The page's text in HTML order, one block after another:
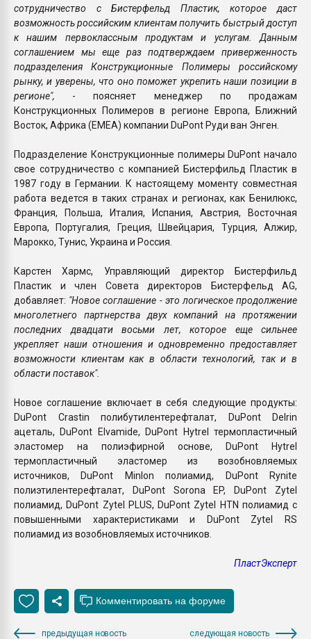
сотрудничество с Бистерфельд Пластик, которое даст
возможность российским клиентам получить быстрый доступ
к нашим первоклассным продуктам и услугам. Данным
соглашением мы еще раз подтверждаем приверженность
подразделения Конструкционные Полимеры российскому
рынку, и уверены, что оно поможет укрепить наши позиции в
регионе", - поясняет менеджер по продажам
Конструкционных Полимеров в регионе Европа, Ближний
Восток, Африка (EMEA) компании DuPont Руди ван Энген.
Подразделение Конструкционные полимеры DuPont начало
свое сотрудничество с компанией Бистерфильд Пластик в
1987 году в Германии. К настоящему моменту совместная
работа ведется в таких странах и регионах, как Бенилюкс,
Франция, Польша, Италия, Испания, Австрия, Восточная
Европа, Португалия, Греция, Швейцария, Турция, Алжир,
Марокко, Тунис, Украина и Россия.
Карстен Хармс, Управляющий директор Бистерфильд
Пластик и член Совета директоров Бистерфельд AG,
добавляет: "Новое соглашение - это логическое продолжение
многолетнего партнерства двух компаний на протяжении
последних двадцати восьми лет, которое еще сильнее
укрепляет наши отношения и одновременно предоставляет
возможности клиентам как в области технологий, так и в
области поставок".
Новое соглашение включает в себя следующие продукты:
DuPont Crastin полибутилентерефталат, DuPont Delrin
ацеталь, DuPont Elvamide, DuPont Hytrel термопластичный
эластомер на полиэфирной основе, DuPont Hytrel
термопластичный эластомер из возобновляемых
источников, DuPont Minlon полиамид, DuPont Rynite
полиэтилентерефталат, DuPont Sorona EP, DuPont Zytel
полиамид, DuPont Zytel PLUS, DuPont Zytel HTN полиамид с
повышенными характеристиками и DuPont Zytel RS
полиамид из возобновляемых источников.
ПластЭксперт
предыдущая новость следующая новость